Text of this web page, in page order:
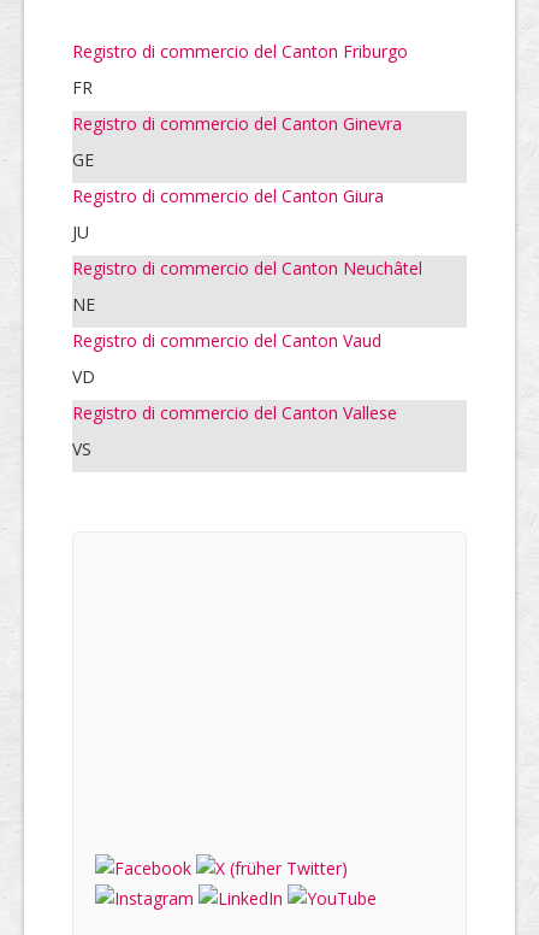
Registro di commercio del Canton Friburgo
FR
Registro di commercio del Canton Ginevra
GE
Registro di commercio del Canton Giura
JU
Registro di commercio del Canton Neuchâtel
NE
Registro di commercio del Canton Vaud
VD
Registro di commercio del Canton Vallese
VS